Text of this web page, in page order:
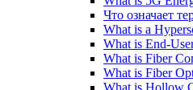
Что означает
What is a
What is End-
What is Fiber
What is Fiber